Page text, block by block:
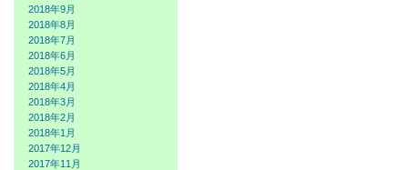
2018年9月
2018年8月
2018年7月
2018年6月
2018年5月
2018年4月
2018年3月
2018年2月
2018年1月
2017年12月
2017年11月